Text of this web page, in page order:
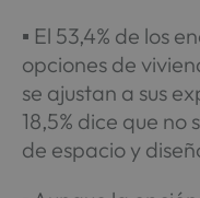
▪ El 53,4% de los
opciones de
se ajustan a sus
18,5% dice que no
de espacio y